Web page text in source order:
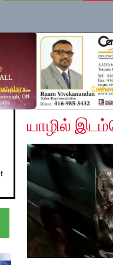
plaza
Thursday, December
யாழில்